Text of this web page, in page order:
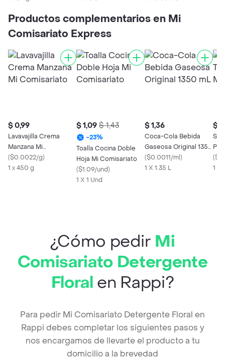
Productos complementarios en Mi
Comisariato Express
$ 0,99
Lavavajilla Crema
Manzana Mi
Comisariato
($0.0022/g)
1 x 450 g
$ 1,09 $ 1,43
-23%
Toalla Cocina Doble
Hoja Mi Comisariato
($1.09/und)
1 X 1 Und
$ 1,36
Coca-Cola Bebida
Gaseosa Original 1350
mL
($0.0011/ml)
1 X 1.35 L
$
(
1 X
¿Cómo pedir Mi
Comisariato Detergente
Floral en Rappi?
Para pedir Mi Comisariato Detergente Floral en
Rappi debes completar los siguientes pasos y
nos encargamos de llevarte el producto a tu
domicilio a la brevedad